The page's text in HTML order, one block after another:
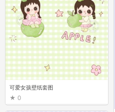
可爱女孩壁纸套图
0